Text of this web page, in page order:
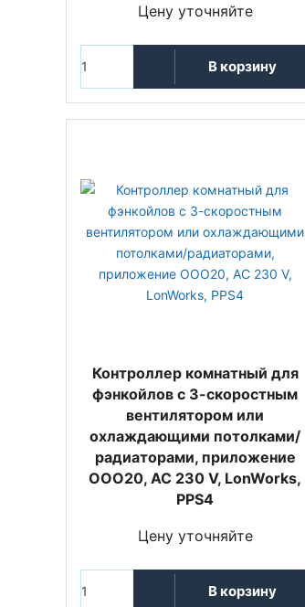
Цену уточняйте
В корзину
Контроллер комнатный для
фэнкойлов с 3-скоростным
вентилятором или
охлаждающими потолками/
радиаторами, приложение
OOO20, AC 230 V, LonWorks,
PPS4
Цену уточняйте
В корзину